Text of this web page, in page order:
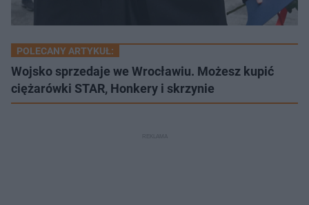
POLECANY ARTYKUŁ:
Wojsko sprzedaje we Wrocławiu. Możesz kupić
ciężarówki STAR, Honkery i skrzynie